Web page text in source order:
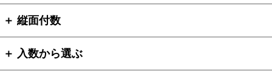
＋ 縦面付数
＋ 入数から選ぶ